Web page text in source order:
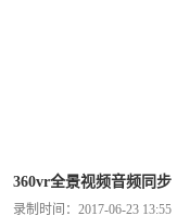
360vr全景视频音频同步
录制时间：2017-06-23 13:55